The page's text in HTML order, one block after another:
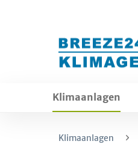
Klimaanlagen
Klimaanlagen